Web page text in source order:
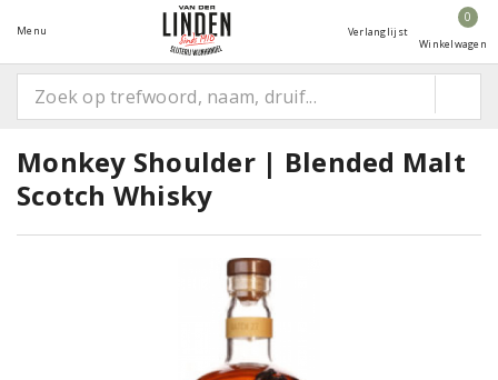
Menu Verlanglijst
0
Winkelwagen
Monkey Shoulder | Blended Malt
Scotch Whisky